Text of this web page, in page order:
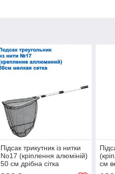
Підсак трикутник із нитки
No17 (кріплення алюміній)
50 см дрібна сітка
см